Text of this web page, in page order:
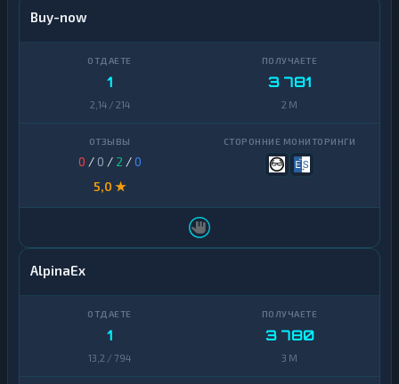
Buy-now
1
2,14 / 214
3 781
2 M
0 / 0 / 2 /0
5,0 ★
AlpinaEx
1
13,2 / 794
3 780
3 M